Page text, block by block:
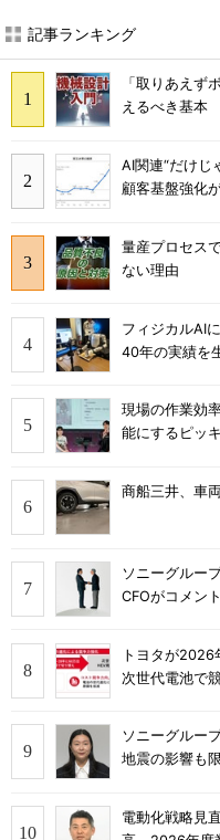
記事ランキング
「取りあえ
えるべき基本
AI関連“だけじ
顧客基盤強化
量産プロセス
ない理由
フィジカルAI
40年の実績を
現場の作業効
能にするピッ
商船三井、車
ソニーグルー
CFOがコメント
トヨタが2026
次世代電池で
ソニーグルー
地震の影響も
電動化戦略見